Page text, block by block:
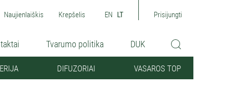
Naujienlaiškis Krepšelis EN LT Prisijungti
Tvarumo politika DUK
DIFUZORIAI VASAROS TOP